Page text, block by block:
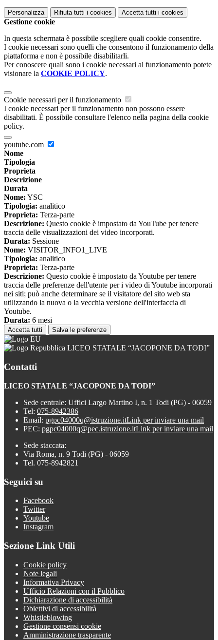
Personalizza Rifiuta tutti i cookies Accetta tutti i cookies
Gestione cookie
In questa schermata è possibile scegliere quali cookie consentire.
I cookie necessari sono quelli che consentono il funzionamento della
piattaforma e non è possibile disabilitarli.
Per conoscere quali sono i cookie necessari al funzionamento potete
visionare la COOKIE POLICY.
Cookie necessari per il funzionamento
I cookie necessari per il funzionamento non possono essere
disabilitati. È possibile consultare l'elenco nella pagina della cookie
policy.
youtube.com
Nome
Tipologia
Proprieta
Descrizione
Durata
Nome: YSC
Tipologia: analitico
Proprieta: Terza-parte
Descrizione: Questo cookie è impostato da YouTube per tenere
traccia delle visualizzazioni dei video incorporati.
Durata: Sessione
Nome: VISITOR_INFO1_LIVE
Tipologia: analitico
Proprieta: Terza-parte
Descrizione: Questo cookie è impostato da Youtube per tenere
traccia delle preferenze dell'utente per i video di Youtube incorporati
nei siti; può anche determinare se il visitatore del sito web sta
utilizzando la nuova o la vecchia versione dell'interfaccia di
Youtube.
Durata: 6 mesi
Accetta tutti Salva le preferenze
LICEO STATALE “JACOPONE DA TODI”
Contatti
LICEO STATALE “JACOPONE DA TODI”
Sede centrale: Uffici Largo Martino I, n. 1 Todi (PG) - 06059
Tel: 075-8942386
Email: pgpc04000q@istruzione.itLink per inviare una mail
PEC: pgpc04000q@pec.istruzione.itLink per inviare una mail
Sede staccata:
Via Roma, n. 9 Todi (PG) - 06059
Tel. 075-8942821
Seguici su
Facebook
Twitter
Youtube
Instagram
Sezione Link Utili
Cookie policy
Note legali
Informativa Privacy
Ufficio Relazioni con il Pubblico
Dichiarazione di accessibilità
Obiettivi di accessibilità
Whistleblowing
Gestione consensi cookie
Amministrazione trasparente